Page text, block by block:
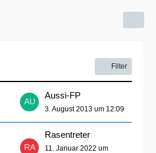
Filter
Aussi-FP
3. August 2013 um 12:09
Rasentreter
11. Januar 2022 um